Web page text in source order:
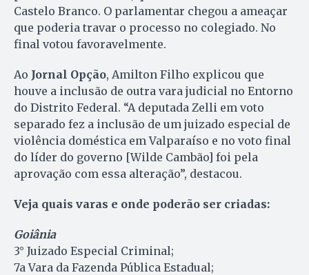
Castelo Branco. O parlamentar chegou a ameaçar
que poderia travar o processo no colegiado. No
final votou favoravelmente.
Ao Jornal Opção, Amilton Filho explicou que
houve a inclusão de outra vara judicial no Entorno
do Distrito Federal. “A deputada Zelli em voto
separado fez a inclusão de um juizado especial de
violência doméstica em Valparaíso e no voto final
do líder do governo [Wilde Cambão] foi pela
aprovação com essa alteração”, destacou.
Veja quais varas e onde poderão ser criadas:
Goiânia
3° Juizado Especial Criminal;
7a Vara da Fazenda Pública Estadual;